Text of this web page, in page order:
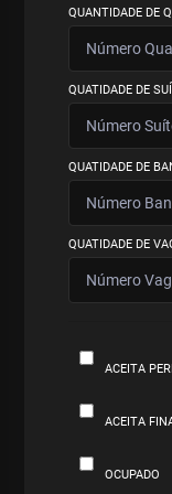
QUANTIDADE DE
QUATIDADE DE
QUATIDADE DE
QUATIDADE DE
ACEITA
ACEITA
OCUPADO